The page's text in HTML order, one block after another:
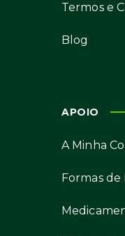
Termos e
Blog
APOIO
A Minha
Formas